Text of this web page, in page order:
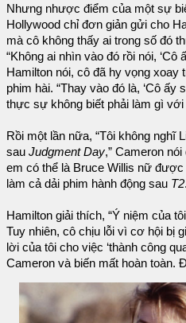
Nhưng nhược điểm của một sự
Hollywood chỉ đơn giản gửi cho
mà cô không thấy ai trong số đó
“Không ai nhìn vào đó rồi nói, ‘Cô
Hamilton nói, cô đã hy vọng xoay
phim hài. “Thay vào đó là, ‘Cô ấy
thực sự không biết phải làm gì với
Rồi một lần nữa, “Tôi không nghĩ
sau Judgment Day,” Cameron nói
em có thể là Bruce Willis nữ
làm cả dải phim hành động sau T2
Hamilton giải thích, “Ý niệm của
Tuy nhiên, cô chịu lỗi vì cơ hội bị
lời của tôi cho việc ‘thành công
Cameron và biến mất hoàn toàn.